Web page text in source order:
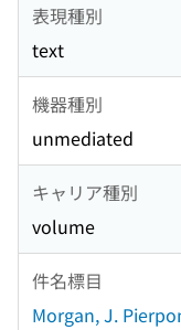
表現種別
text
機器種別
unmediated
キャリア種別
volume
件名標目
Morgan, J.